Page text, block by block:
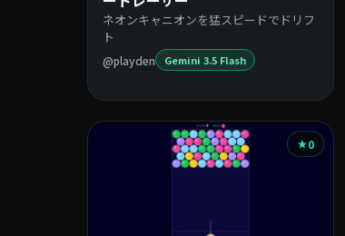
ネオンキャニオンを猛スピードでドリフ
ト
@playden Gemini 3.5 Flash
0